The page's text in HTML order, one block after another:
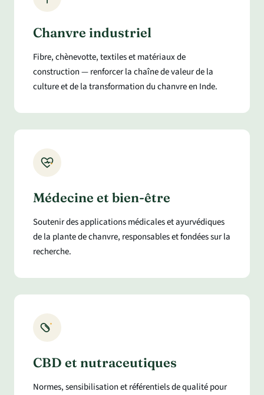
Chanvre industriel
Fibre, chènevotte, textiles et matériaux de
construction — renforcer la chaîne de valeur de la
culture et de la transformation du chanvre en Inde.
Médecine et bien-être
Soutenir des applications médicales et ayurvédiques
de la plante de chanvre, responsables et fondées sur la
recherche.
CBD et nutraceutiques
Normes, sensibilisation et référentiels de qualité pour